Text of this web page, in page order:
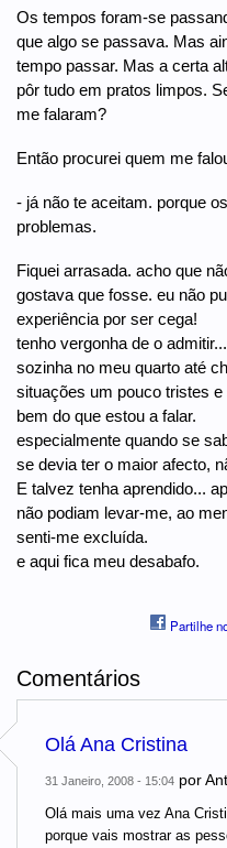
Os tempos foram-se
que algo se passava. Mas
tempo passar. Mas a certa
pôr tudo em pratos limpos.
me falaram?
Então procurei quem me
- já não te aceitam. porque
problemas.
Fiquei arrasada. acho que
gostava que fosse. eu não
experiência por ser cega!
tenho vergonha de o
sozinha no meu quarto até
situações um pouco tristes
bem do que estou a falar.
especialmente quando se
se devia ter o maior afecto,
E talvez tenha aprendido...
não podiam levar-me, ao
senti-me excluída.
e aqui fica meu desabafo.
Partilhe
Comentários
Olá Ana Cristina
31 Janeiro, 2008 - 15:04 por
Olá mais uma vez Ana
porque vais mostrar as